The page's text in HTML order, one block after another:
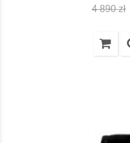
Cena
4 890 zł